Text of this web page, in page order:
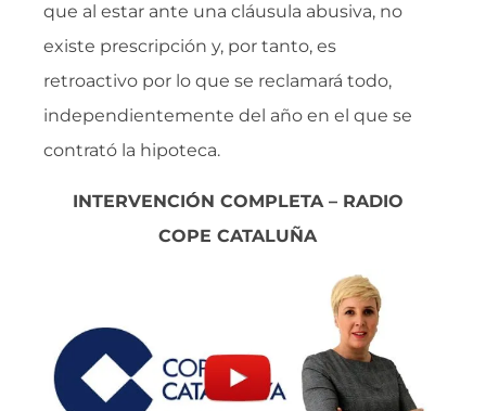
que al estar ante una cláusula abusiva, no
existe prescripción y, por tanto, es
retroactivo por lo que se reclamará todo,
independientemente del año en el que se
contrató la hipoteca.
INTERVENCIÓN COMPLETA – RADIO
COPE CATALUÑA